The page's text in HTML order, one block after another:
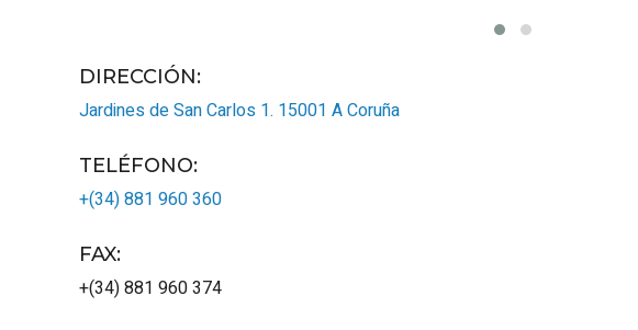
DIRECCIÓN:
Jardines de San Carlos 1. 15001 A Coruña
TELÉFONO:
+(34) 881 960 360
FAX:
+(34) 881 960 374